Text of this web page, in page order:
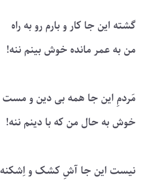
گشته این جا کار و بارم رو به راه
من به عمر مانده خوش بینم ننه!
مَردمِ این جا همه بی دین و مست
خوش به حال من که با دینم ننه!
نیست این جا آشِ کشک و اِشکنه